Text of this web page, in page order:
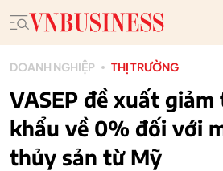
DOANH NGHIỆP THỊ TRƯỜNG
VASEP đề xuất
khẩu về 0% đối với
thủy sản từ Mỹ